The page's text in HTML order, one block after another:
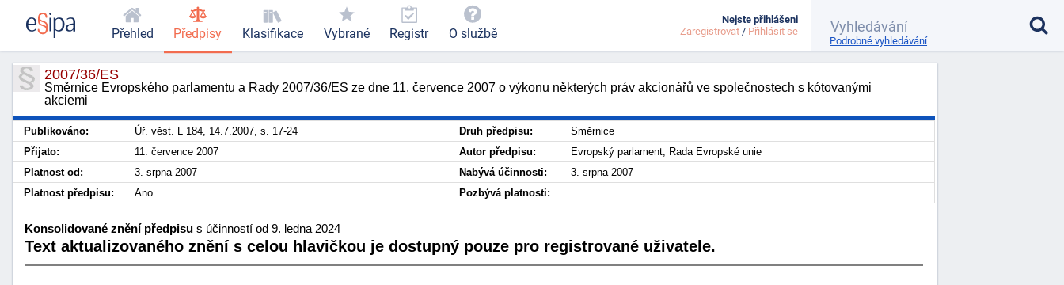
2007/36/ES
Směrnice Evropského parlamentu a Rady 2007/36/ES ze dne 11. července 2007 o výkonu některých práv akcionářů ve společnostech s kótovanými
akciemi
Publikováno: Úř. věst. L 184, 14.7.2007, s. 17-24 Druh předpisu:
Směrnice
Přijato:
11. července 2007 Autor předpisu:
Evropský parlament; Rada Evropské unie
Platnost od:
3. srpna 2007 Nabývá účinnosti:
3. srpna 2007
Platnost předpisu:
Ano Pozbývá platnosti:
Konsolidované znění předpisu s účinností od 9. ledna 2024
Text aktualizovaného znění s celou hlavičkou je dostupný pouze pro registrované uživatele.
Přehled Předpisy Klasifikace Vybrané Registr O službě
Nejste přihlášeni
Zaregistrovat / Přihlásit se
Podrobné vyhledávání